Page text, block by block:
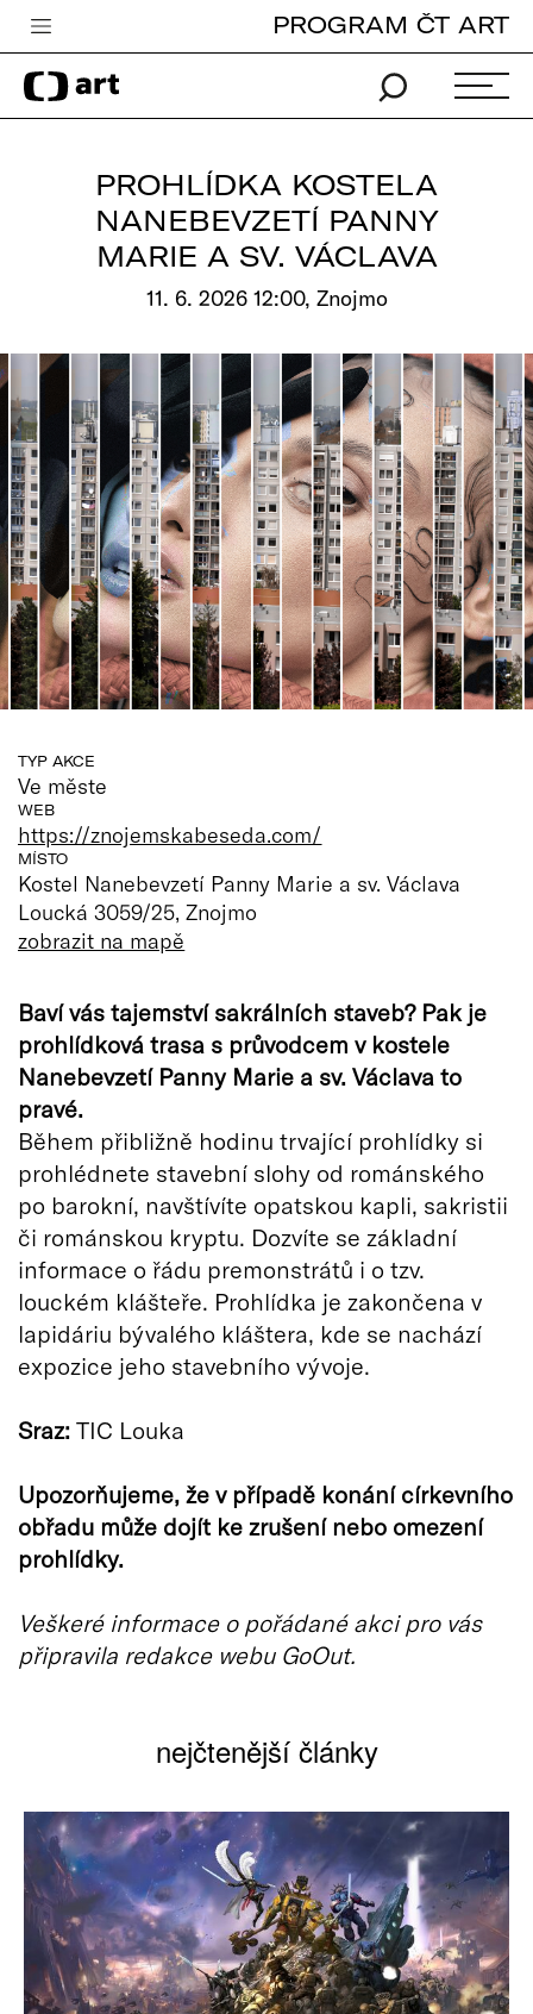
Česká televize
Zpravodajství
TV program
edu
Vše o ČT
PROGRAM ČT ART
PROHLÍDKA KOSTELA
NANEBEVZETÍ PANNY
MARIE A SV. VÁCLAVA
11. 6. 2026 12:00, Znojmo
TYP AKCE
Ve měste
WEB
https://znojemskabeseda.com/
MÍSTO
Kostel Nanebevzetí Panny Marie a sv. Václava
Loucká 3059/25, Znojmo
zobrazit na mapě
Baví vás tajemství sakrálních staveb? Pak je
prohlídková trasa s průvodcem v kostele
Nanebevzetí Panny Marie a sv. Václava to
pravé.
Během přibližně hodinu trvající prohlídky si
prohlédnete stavební slohy od románského
po barokní, navštívíte opatskou kapli, sakristii
či románskou kryptu. Dozvíte se základní
informace o řádu premonstrátů i o tzv.
louckém klášteře. Prohlídka je zakončena v
lapidáriu bývalého kláštera, kde se nachází
expozice jeho stavebního vývoje.
Sraz: TIC Louka
Upozorňujeme, že v případě konání církevního
obřadu může dojít ke zrušení nebo omezení
prohlídky.
Veškeré informace o pořádané akci pro vás
připravila redakce webu GoOut.
nejčtenější články